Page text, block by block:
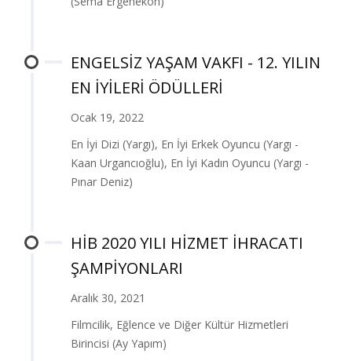
ENGELSİZ YAŞAM VAKFI - 12. YILIN
EN İYİLERİ ÖDÜLLERİ
Ocak 19, 2022
En İyi Dizi (Yargı), En İyi Erkek Oyuncu (Yargı -
Kaan Urgancıoğlu), En İyi Kadın Oyuncu (Yargı -
Pınar Deniz)
HİB 2020 YILI HİZMET İHRACATI
ŞAMPİYONLARI
Aralık 30, 2021
Filmcilik, Eğlence ve Diğer Kültür Hizmetleri
Birincisi (Ay Yapım)